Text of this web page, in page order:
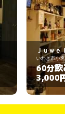
Ｊｕｗｅ
いわき市小
60分
3,000